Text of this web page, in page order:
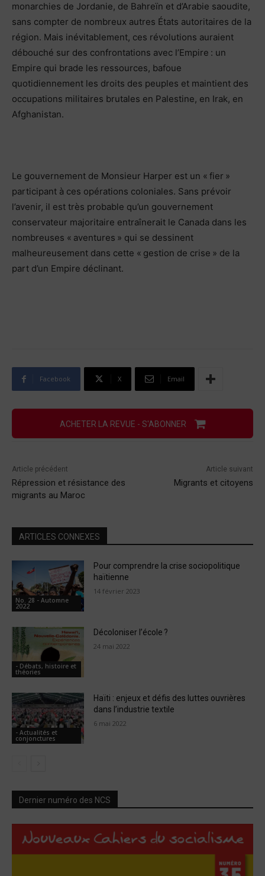
monarchies de Jordanie, de Bahreïn et d’Arabie saoudite,
sans compter de nombreux autres États autoritaires de la
région. Mais inévitablement, ces révolutions auraient
débouché sur des confrontations avec l’Empire : un
Empire qui brade les ressources, bafoue
quotidiennement les droits des peuples et maintient des
occupations militaires brutales en Palestine, en Irak, en
Afghanistan.
Le gouvernement de Monsieur Harper est un « fier »
participant à ces opérations coloniales. Sans prévoir
l’avenir, il est très probable qu’un gouvernement
conservateur majoritaire entraînerait le Canada dans les
nombreuses « aventures » qui se dessinent
malheureusement dans cette « gestion de crise » de la
part d’un Empire déclinant.
Facebook X Email
ACHETER LA REVUE - S'ABONNER
Article précédent
Répression et résistance des
migrants au Maroc
Article suivant
Migrants et citoyens
ARTICLES CONNEXES
No. 28 - Automne
2022
Pour comprendre la crise sociopolitique
haïtienne
14 février 2023
- Débats, histoire et
théories
Décoloniser l’école ?
24 mai 2022
- Actualités et
conjonctures
Haïti : enjeux et défis des luttes ouvrières
dans l’industrie textile
6 mai 2022
Dernier numéro des NCS